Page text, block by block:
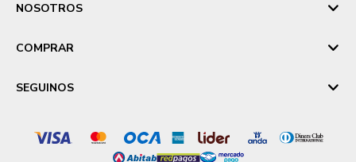
NOSOTROS
COMPRAR
SEGUINOS